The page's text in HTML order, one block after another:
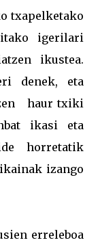
txapelketako
igerilari
ikustea.
denek, eta
zen haur txiki
ikasi eta
horretatik
izango
erreleboa